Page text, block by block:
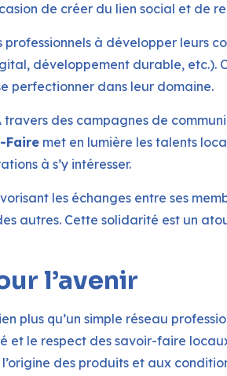
de créer du lien social et de
professionnels à développer leurs
développement durable, etc.).
perfectionner dans leur domaine.
travers des campagnes de
Faire met en lumière les talents
à s’y intéresser.
les échanges entre ses
autres. Cette solidarité est un
l’avenir
plus qu’un simple réseau
le respect des savoir-faire
des produits et aux